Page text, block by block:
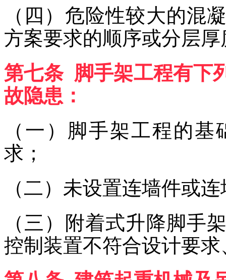
（四）危险性较大的混
方案要求的顺序或分层
第七条 脚手架工程有下
故隐患：
（一）脚手架工程的
求；
（二）未设置连墙件或
（三）附着式升降脚手
控制装置不符合设计要